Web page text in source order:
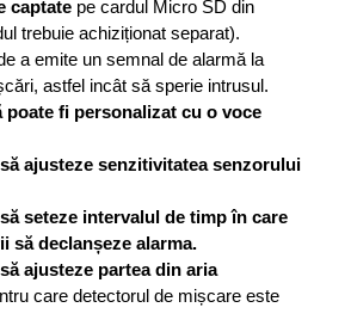
captate pe cardul Micro SD din
trebuie achiziționat separat).
a emite un semnal de alarmă la
astfel incât să sperie intrusul.
poate fi personalizat cu o voce
ajusteze senzitivitatea senzorului
seteze intervalul de timp în care
să declanșeze alarma.
ajusteze partea din aria
care detectorul de mișcare este